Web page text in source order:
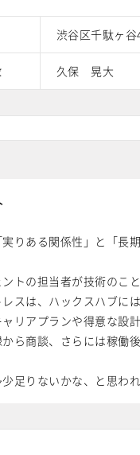
渋谷区千駄ヶ谷
久保 晃大
りある関係性」と「長
ントの担当者が技術の
スは、ハックスハブには
リアプランや得意な設
ら商談、さらには稼働
足りないかな、と思わ